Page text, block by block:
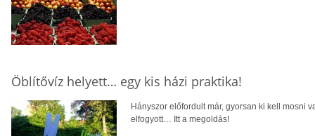
Öblítővíz helyett… egy kis házi praktika!
Hányszor előfordult már, gyorsan ki kell mosni
elfogyott… Itt a megoldás!